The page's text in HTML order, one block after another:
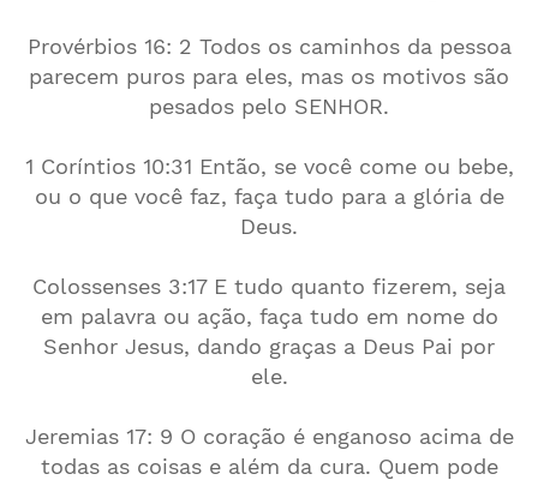
Provérbios 16: 2 Todos os caminhos da pessoa
parecem puros para eles, mas os motivos são
pesados ​​pelo SENHOR.
1 Coríntios 10:31 Então, se você come ou bebe,
ou o que você faz, faça tudo para a glória de
Deus.
Colossenses 3:17 E tudo quanto fizerem, seja
em palavra ou ação, faça tudo em nome do
Senhor Jesus, dando graças a Deus Pai por
ele.
Jeremias 17: 9 O coração é enganoso acima de
todas as coisas e além da cura. Quem pode